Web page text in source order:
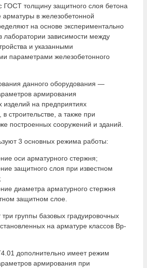
ГОСТ толщину защитного слоя бетона
арматуры в железобетонной
на основе экспериментально
лаборатории зависимости между
и указанными
параметрами железобетонного
данного оборудования —
армирования
изделий на предприятиях
в строительстве, а также при
построенных сооружений и зданий.
3 основных режима работы:
оси арматурного стержня;
защитного слоя при известном
диаметра арматурного стержня
защитном слое.
группы базовых градуировочных
на арматуре классов Вр-
дополнительно имеет режим
армирования при